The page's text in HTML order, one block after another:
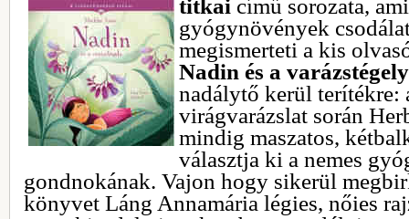
titkai című sorozata,
gyógynövények
megismerteti a kis
Nadin és a varázstégely
nadálytő kerül terítékre:
virágvarázslat során
mindig maszatos,
választja ki a nemes
gondnokának. Vajon hogy sikerül
könyvet Láng Annamária légies, nőies